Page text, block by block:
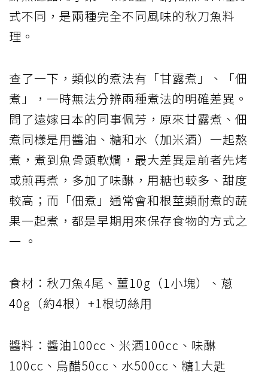
式不同，是兩種完全不同風味的秋刀魚料
理。
查了一下，類似的煮法有「甘露煮」、「佃
煮」，一時無法分辨兩種煮法的明確差異。
問了遠嫁日本的同事佩芳，原來甘露煮、佃
煮同樣是用醬油、糖和水（加米酒）一起熬
煮，煮到魚骨頭軟爛，最大差異是前者先烤
或煎再煮，多加了味醂，用糖也較多、甜度
較高；而「佃煮」通常會和根莖類耐煮的蔬
果一起煮，都是早期用來保存食物的方式之
一 。
食材：秋刀魚4尾、薑10g（1小塊）、蔥
40g（約4根）+1根切絲用
醬料：醬油100cc、米酒100cc、味醂
100cc、烏醋50cc、水500cc、糖1大匙